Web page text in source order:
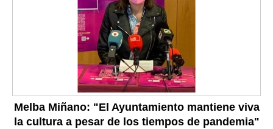
Melba Miñano: "El Ayuntamiento mantiene viva
la cultura a pesar de los tiempos de pandemia"